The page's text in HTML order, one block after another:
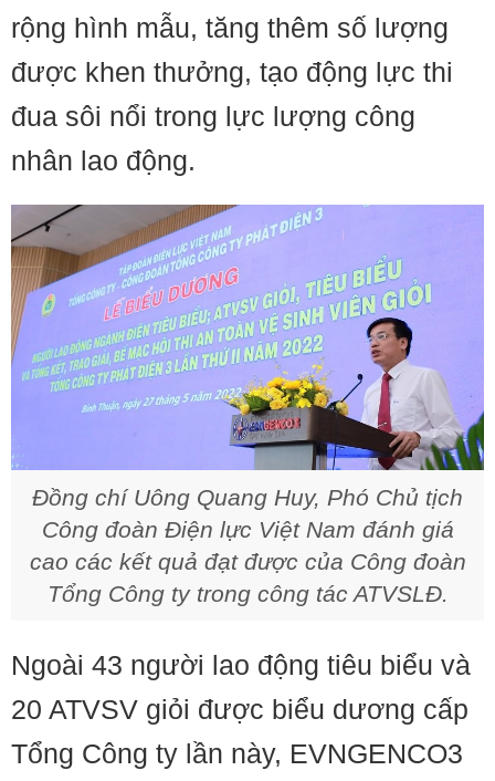
rộng hình mẫu, tăng thêm số lượng
được khen thưởng, tạo động lực thi
đua sôi nổi trong lực lượng công
nhân lao động.
Đồng chí Uông Quang Huy, Phó Chủ tịch
Công đoàn Điện lực Việt Nam đánh giá
cao các kết quả đạt được của Công đoàn
Tổng Công ty trong công tác ATVSLĐ.
Ngoài 43 người lao động tiêu biểu và
20 ATVSV giỏi được biểu dương cấp
Tổng Công ty lần này, EVNGENCO3